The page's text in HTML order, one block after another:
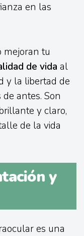
en las
mejoran tu
de vida al
y la libertad de
antes. Son
y claro,
de la vida
y
es una